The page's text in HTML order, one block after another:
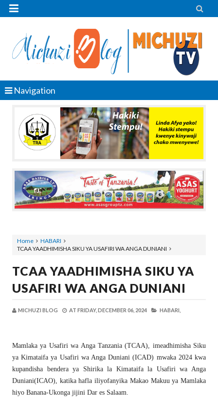
 
Navigation
Home
HABARI
TCAA YAADHIMISHA SIKU YA USAFIRI WA ANGA DUNIANI
TCAA YAADHIMISHA SIKU YA
USAFIRI WA ANGA DUNIANI
MICHUZI BLOG AT FRIDAY, DECEMBER 06, 2024 HABARI,
Mamlaka ya Usafiri wa Anga Tanzania (TCAA), imeadhimisha Siku
ya Kimataifa ya Usafiri wa Anga Duniani (ICAD) mwaka 2024 kwa
kupandisha bendera ya Shirika la Kimataifa la Usafiri wa Anga
Duniani(ICAO), katika hafla iliyofanyika Makao Makuu ya Mamlaka
hiyo Banana-Ukonga jijini Dar es Salaam.